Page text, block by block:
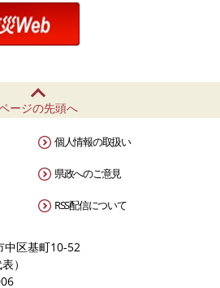
ージの先頭へ
個人情報の取扱い
県政へのご意見
RSS配信について
中区基町10-52
）